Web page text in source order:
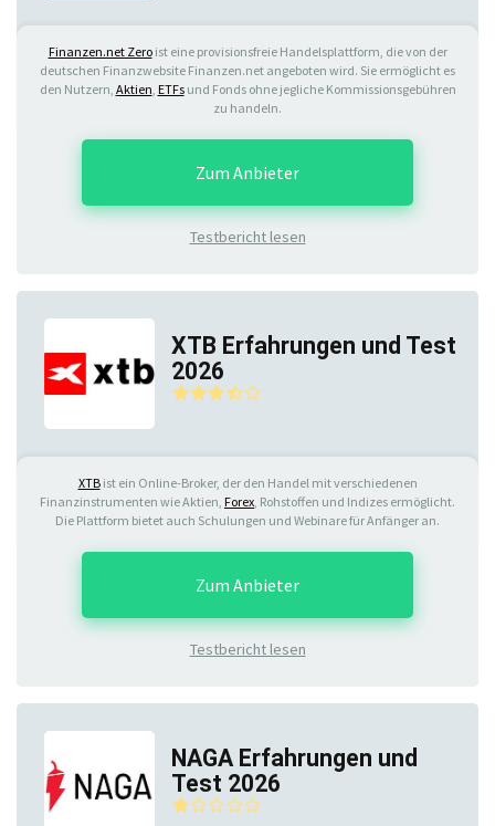
Finanzen.net Zeroist eine provisionsfreie Handelsplattform, die von der
deutschen Finanzwebsite Finanzen.net angeboten wird. Sie ermöglicht es
den Nutzern, Aktien ETFsund Fonds ohne jegliche Kommissionsgebühren
zu handeln.
Testbericht lesen
Zum Anbieter
XTB Erfahrungen und Test
2026
XTBist ein Online-Broker, der den Handel mit verschiedenen
Finanzinstrumenten wie Aktien, Forex , Rohstoffen und Indizes ermöglicht.
Die Plattform bietet auch Schulungen und Webinare für Anfänger an.
Testbericht lesen
Zum Anbieter
NAGA Erfahrungen und
Test 2026